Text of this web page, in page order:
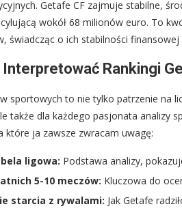
Getafe CF zajmuje stabilne,
wokół 68 milionów euro. To
świadcząc o ich stabilności
Rankingi
sportowych to nie tylko patrzenie na
także dla każdego pasjonata analizy
które ja zawsze zwracam uwagę:
ligowa: Podstawa analizy,
5-10 meczów: Kluczowa do
starcia z rywalami: Jak Getafe